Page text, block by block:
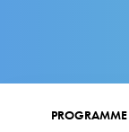
PROGRAMME